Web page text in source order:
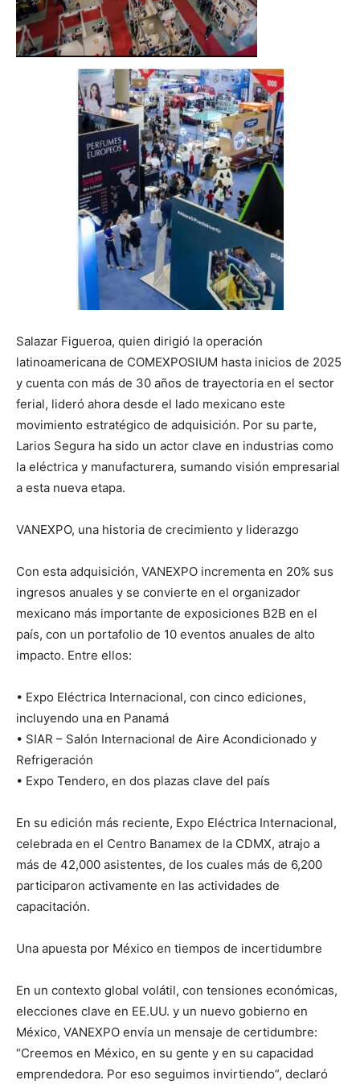
Salazar Figueroa, quien dirigió la operación
latinoamericana de COMEXPOSIUM hasta inicios de 2025
y cuenta con más de 30 años de trayectoria en el sector
ferial, lideró ahora desde el lado mexicano este
movimiento estratégico de adquisición. Por su parte,
Larios Segura ha sido un actor clave en industrias como
la eléctrica y manufacturera, sumando visión empresarial
a esta nueva etapa.
VANEXPO, una historia de crecimiento y liderazgo​
Con esta adquisición, VANEXPO incrementa en 20% sus
ingresos anuales y se convierte en el organizador
mexicano más importante de exposiciones B2B en el
país, con un portafolio de 10 eventos anuales de alto
impacto. Entre ellos:
• Expo Eléctrica Internacional, con cinco ediciones,
incluyendo una en Panamá
• SIAR – Salón Internacional de Aire Acondicionado y
Refrigeración
• Expo Tendero, en dos plazas clave del país
En su edición más reciente, Expo Eléctrica Internacional,
celebrada en el Centro Banamex de la CDMX, atrajo a
más de 42,000 asistentes, de los cuales más de 6,200
participaron activamente en las actividades de
capacitación.
Una apuesta por México en tiempos de incertidumbre
En un contexto global volátil, con tensiones económicas,
elecciones clave en EE.UU. y un nuevo gobierno en
México, VANEXPO envía un mensaje de certidumbre:
“Creemos en México, en su gente y en su capacidad
emprendedora. Por eso seguimos invirtiendo”, declaró